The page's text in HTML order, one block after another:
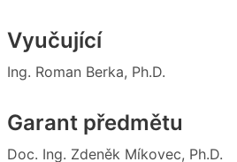
Vyučující
Ing. Roman Berka, Ph.D.
Garant předmětu
Doc. Ing. Zdeněk Míkovec, Ph.D.